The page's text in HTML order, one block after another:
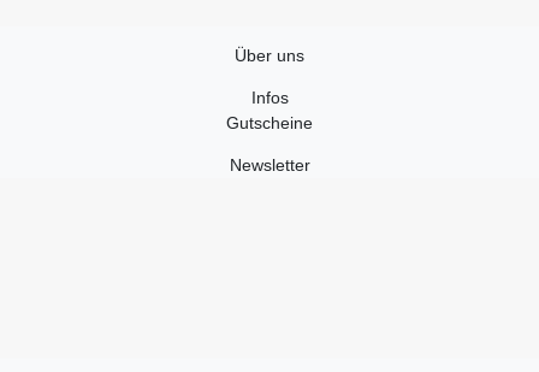
Über uns
Infos
Gutscheine
Newsletter